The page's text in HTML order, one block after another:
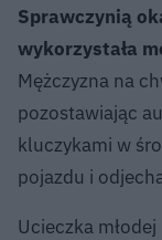
Sprawczynią
wykorzystała
Mężczyzna na
pozostawiając
kluczykami w
pojazdu i
Ucieczka